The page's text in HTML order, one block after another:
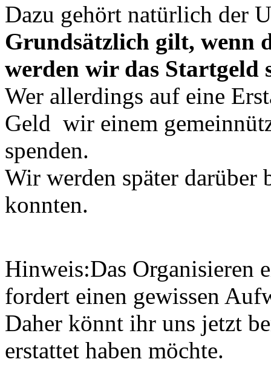
Dazu gehört natürlich der
Grundsätzlich gilt, wenn
werden wir das Startgeld
Wer allerdings auf eine
Geld wir einem
spenden.
Wir werden später
konnten.
Hinweis:Das Organisieren
fordert einen gewissen
Daher könnt ihr uns jetzt
erstattet haben möchte.